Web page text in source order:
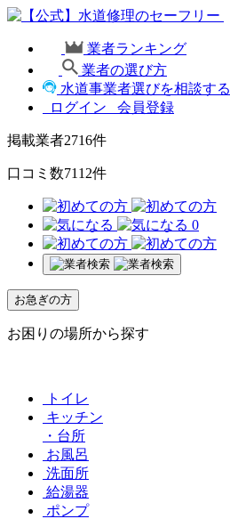
業者ランキング
業者の選び方
水道事業者選びを相談する
ログイン
会員登録
掲載業者2716件
口コミ数7112件
0
お急ぎの方
お困りの場所から探す
トイレ
キッチン
・台所
お風呂
洗面所
給湯器
ポンプ